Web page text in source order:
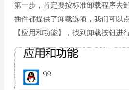
第一步，肯定要按标准卸载程序去
插件都提供了卸载选项，我们可以
【应用和功能】，找到卸载按钮进